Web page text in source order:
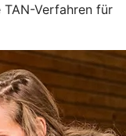
Verfahren für